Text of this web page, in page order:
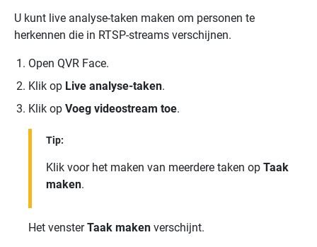
U kunt live analyse-taken maken om personen te
herkennen die in RTSP-streams verschijnen.
Open QVR Face.
Klik op Live analyse-taken.
Klik op Voeg videostream toe.
Tip:
Klik voor het maken van meerdere taken op Taak
maken.
Het vensterTaak maken verschijnt.